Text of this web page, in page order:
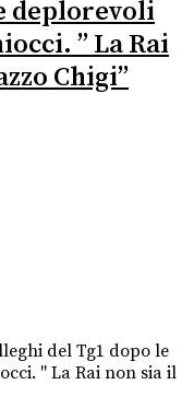
deplorevoli
” La Rai
Chigi”
del Tg1 dopo le
" La Rai non sia il